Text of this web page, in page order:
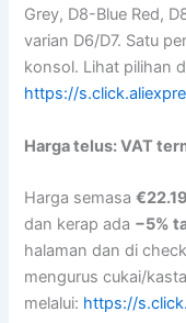
Grey, D8-Blue Red,
varian D6/D7. Satu
konsol. Lihat pilihan
https://
Harga telus: VAT
Harga semasa€22.19
dan kerap ada −5%
halaman dan di
mengurus cukai/
melalui: https://